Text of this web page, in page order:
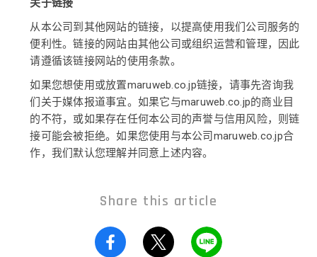
关于链接
从本公司到其他网站的链接，以提高使用我们公司服务的
便利性。链接的网站由其他公司或组织运营和管理，因此
请遵循该链接网站的使用条款。
如果您想使用或放置maruweb.co.jp链接，请事先咨询我
们关于媒体报道事宜。如果它与maruweb.co.jp的商业目
的不符，或如果存在任何本公司的声誉与信用风险，则链
接可能会被拒绝。如果您使用与本公司maruweb.co.jp合
作，我们默认您理解并同意上述内容。
Share this article